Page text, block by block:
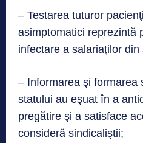
– Testarea tuturor
asimptomatici reprezintă
infectare a salariaţilor din
– Informarea şi formarea
statului au eşuat în a
pregătire şi a satisface
consideră sindicaliştii;